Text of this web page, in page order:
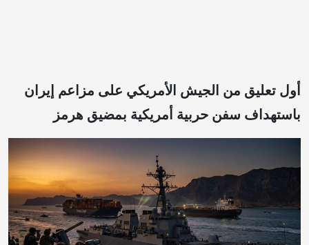
أول تعليق من الجيش الأمريكي على مزاعم إيران
باستهداف سفن حربية أمريكية بمضيق هرمز